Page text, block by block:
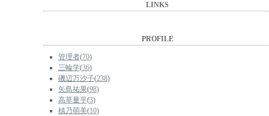
LINKS
PROFILE
管理者(70)
三輪学(36)
磯辺万沙子(238)
矢島祐果(98)
高草量平(3)
槙乃萌美(10)